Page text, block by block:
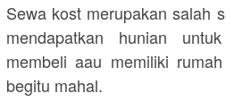
Sewa kost merupakan salah
mendapatkan hunian
membeli aau memiliki
begitu mahal.